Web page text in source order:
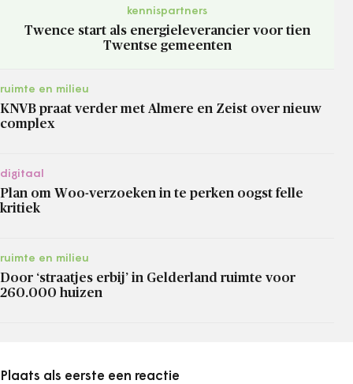
kennispartners
Twence start als energieleverancier voor tien
Twentse gemeenten
ruimte en milieu
KNVB praat verder met Almere en Zeist over nieuw
complex
digitaal
Plan om Woo-verzoeken in te perken oogst felle
kritiek
ruimte en milieu
Door ‘straatjes erbij’ in Gelderland ruimte voor
260.000 huizen
Plaats als eerste een reactie